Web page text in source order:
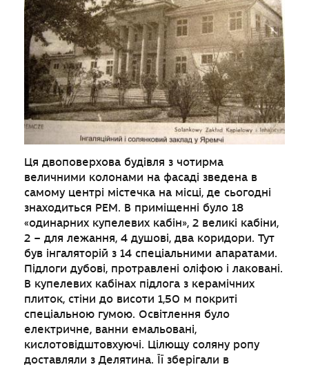
Ця двоповерхова будівля з чотирма
величними колонами на фасаді зведена в
самому центрі містечка на місці, де сьогодні
знаходиться РЕМ. В приміщенні було 18
«одинарних купелевих кабін», 2 великі кабіни,
2 – для лежання, 4 душові, два коридори. Тут
був інгаляторій з 14 спеціальними апаратами.
Підлоги дубові, протравлені оліфою і лаковані.
В купелевих кабінах підлога з керамічних
плиток, стіни до висоти 1,50 м покриті
спеціальною гумою. Освітлення було
електричне, ванни емальовані,
кислотовідштовхуючі. Цілющу соляну ропу
доставляли з Делятина. Її зберігали в